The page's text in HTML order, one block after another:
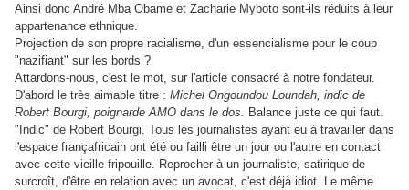
Ainsi donc André Mba Obame et Zacharie Myboto sont-ils réduits à leur
appartenance ethnique.
Projection de son propre racialisme, d'un essencialisme pour le coup
"nazifiant" sur les bords ?
Attardons-nous, c'est le mot, sur l'article consacré à notre fondateur.
D'abord le très aimable titre : Michel Ongoundou Loundah, indic de
Robert Bourgi, poignarde AMO dans le dos. Balance juste ce qui faut.
"Indic" de Robert Bourgi. Tous les journalistes ayant eu à travailler dans
l'espace françafricain ont été ou failli être un jour ou l'autre en contact
avec cette vieille fripouille. Reprocher à un journaliste, satirique de
surcroît, d'être en relation avec un avocat, c'est déjà idiot. Le même